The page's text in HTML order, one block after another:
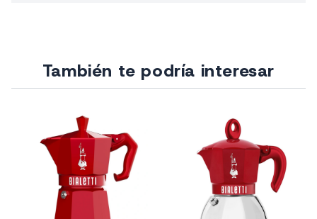
También te podría interesar